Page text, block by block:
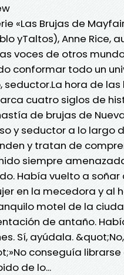
«Las Brujas de
yTaltos), Anne Rice,
voces de otros
conformar todo un
seductor.La hora de
cuatro siglos de
de brujas de
y seductor a lo largo
y tratan de
siempre
Había vuelto a soñar
en la mecedora y al
motel de la
de antaño.
Sí, ayúdala.
conseguía
de lo...